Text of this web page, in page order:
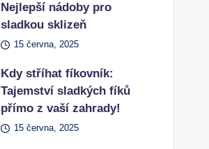
Nejlepší nádoby pro
sladkou sklizeň
15 června, 2025
Kdy stříhat fíkovník:
Tajemství sladkých fíků
přímo z vaší zahrady!
15 června, 2025